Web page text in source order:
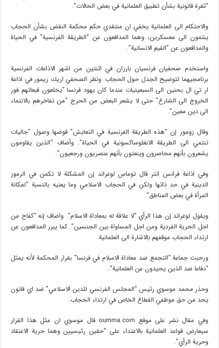
“ثغرة قانونية بشأن تطبيق العلمانية في بعض الحالات”.
والاحتكام الى العلمانية يخفي ان منتقدي حكم محكمة النقض بشأن الحجاب
ينتمون الى معسكرين، وهما المدافعون عن “الطريقة الفرنسية” في الحياة
والمدافعون عن “القيم الانسانية”.
واستخدم صحفيان فرنسيان بارزان في اثنتين من اشهر الاذاعات الفرنسية
برنامجيهما لتوضيح الجدل حول الحجاب. ونظر الصحفي اريك زيمور في اذاعة
ار تي ال بحنين الى السبعينيات عندما كان يهود فرنسا “يخلعون قبعاتهم فور
الخروج الى الشارع” حتى لا يشعر البعض من الحرج “من تفاخرهم بالانتماء
الى دين معين”.
وقال زومور إن “هذه الطريقة الفرنسية في التعايش” قوضها وصول “جاليات
تنتمي الى الطريقة الانغلوساكسونية في الحياة”. وأضاف “الذين يقاومون
يشعرون بأنهم محاصرون وينعتون بأنهم عنصريون ورجعيون”.
وفي اذاعة فرانس انتر قال توماس لوغراند إن المشكلة لا تكمن في الرموز
الدينية في حد ذاتها ولكن في الحجاب الاسلامي وما يعنيه بالنسبة “لمكانة
المرأة في بعض المناطق”.
ويقول لوغراند إن هذا الرأي “لا علاقة له بمعاداة الاسلام”. واضاف إنه “كفاح من
اجل الحرية الفردية ومن اجل المساواة بين الجنسين”. كما يبرر المدافعون عن
ارتداء الحجاب موقفهم بالاشارة الى العلمانية.
ورحبت جماعة “التجمع ضد معاداة الاسلام في فرنسا” بقرار المحكمة لأنه يمثل
“دفاعا ضد الذين يحيدون عن العلمانية”.
وحذر محمد موسوي رئيس “المجلس الفرنسي للدين الاسلامي” ضد اي قانون
يحد من حق موظفي القطاع الخاص في ارتداء الحجاب.
وفي مقال نشر على موقع oumma.com قال موسوي ان مثل هذا القرار
سيعارض قواعد العلمانية بالاعتداء على “حقين رئيسيين وهما حرية الاعتقاد
وحرية الرأي”.